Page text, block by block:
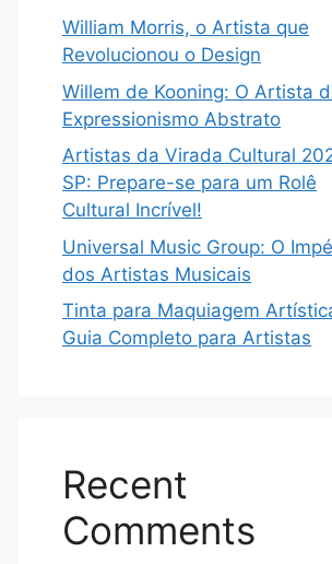
William Morris, o Artista que
Revolucionou o Design
Willem de Kooning: O Artista
Expressionismo Abstrato
Artistas da Virada Cultural
SP: Prepare-se para um Rolê
Cultural Incrível!
Universal Music Group: O
dos Artistas Musicais
Tinta para Maquiagem
Guia Completo para Artistas
Recent
Comments